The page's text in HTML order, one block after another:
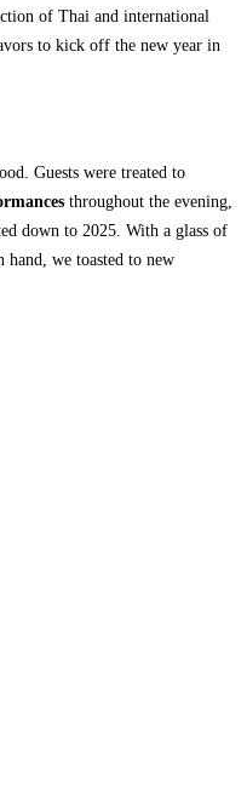
of Thai and international
to kick off the new year in
Guests were treated to
throughout the evening,
down to 2025. With a glass of
hand, we toasted to new